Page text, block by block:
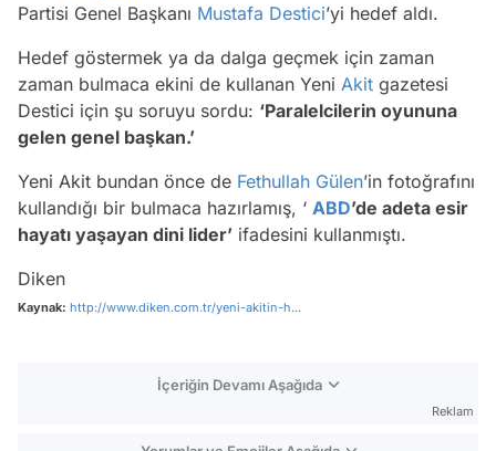
Partisi Genel Başkanı Mustafa Destici’yi hedef aldı.
Hedef göstermek ya da dalga geçmek için zaman
zaman bulmaca ekini de kullanan Yeni Akit gazetesi
Destici için şu soruyu sordu: ‘Paralelcilerin oyununa
gelen genel başkan.’
Yeni Akit bundan önce de Fethullah Gülen’in fotoğrafını
kullandığı bir bulmaca hazırlamış, ‘ ABD’de adeta esir
hayatı yaşayan dini lider’ ifadesini kullanmıştı.
Diken
Kaynak: http://www.diken.com.tr/yeni-akitin-h...
İçeriğin Devamı Aşağıda
Reklam